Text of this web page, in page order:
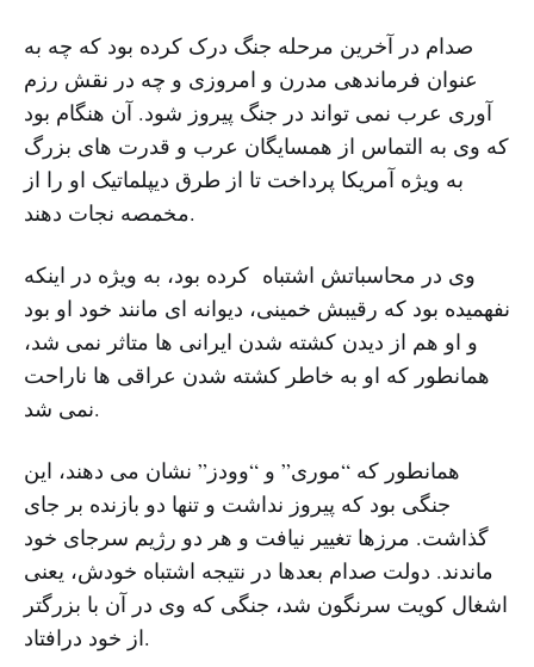
صدام در آخرین مرحله جنگ درک کرده بود که چه به
عنوان فرماندهی مدرن و امروزی و چه در نقش رزم
آوری عرب نمی تواند در جنگ پیروز شود. آن هنگام بود
که وی به التماس از همسایگان عرب و قدرت های بزرگ
به ویژه آمریکا پرداخت تا از طرق دیپلماتیک او را از
مخمصه نجات دهند.
وی در محاسباتش اشتباه کرده بود، به ویژه در اینکه
نفهمیده بود که رقیبش خمینی، دیوانه ای مانند خود او بود
و او هم از دیدن کشته شدن ایرانی ها متاثر نمی شد،
همانطور که او به خاطر کشته شدن عراقی ها ناراحت
نمی شد.
همانطور که “موری” و “وودز” نشان می دهند، این
جنگی بود که پیروز نداشت و تنها دو بازنده بر جای
گذاشت. مرزها تغییر نیافت و هر دو رژیم سرجای خود
ماندند. دولت صدام بعدها در نتیجه اشتباه خودش، یعنی
اشغال کویت سرنگون شد، جنگی که وی در آن با بزرگتر
از خود درافتاد.